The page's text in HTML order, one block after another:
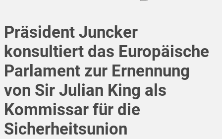
Präsident Juncker
konsultiert das Europäische
Parlament zur Ernennung
von Sir Julian King als
Kommissar für die
Sicherheitsunion